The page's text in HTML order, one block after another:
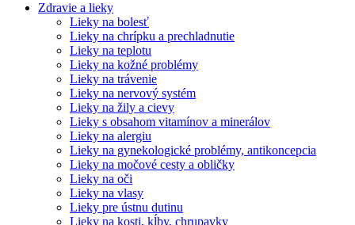
Zdravie a lieky
Lieky na bolesť
Lieky na chrípku a prechladnutie
Lieky na teplotu
Lieky na kožné problémy
Lieky na trávenie
Lieky na nervový systém
Lieky na žily a cievy
Lieky s obsahom vitamínov a minerálov
Lieky na alergiu
Lieky na gynekologické problémy, antikoncepcia
Lieky na močové cesty a obličky
Lieky na oči
Lieky na vlasy
Lieky pre ústnu dutinu
Lieky na kosti, kĺby, chrupavky